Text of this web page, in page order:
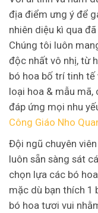
địa điểm ưng ý để
nhiên diệu kì qua
Chúng tôi luôn
độc nhất vô nhị, từ
bó hoa bố trí tinh tế
loại hoa & mẫu
đáp ứng mọi nhu
Công Giáo Nho
Đội ngũ chuyên
luôn sẵn sàng sát
chọn lựa các bó
mặc dù bạn thích 1
bó hoa tươi vui